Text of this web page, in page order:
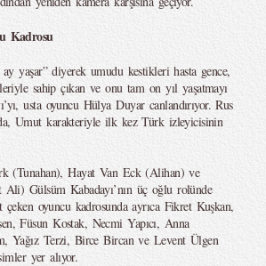
Kadrosu
yaşar” diyerek umudu kestikleri hasta gence,
sahip çıkan ve onu tam on yıl yaşatmayı
usta oyuncu Hülya Duyar canlandırıyor. Rus
Umut karakteriyle ilk kez Türk izleyicisinin
(Tunahan), Hayat Van Eck (Alihan) ve
Ali) Gülsüm Kabadayı’nın üç oğlu rolünde
oyuncu kadrosunda ayrıca Fikret Kuşkan,
Füsun Kostak, Necmi Yapıcı, Anna
Yağız Terzi, Birce Bircan ve Levent Ülgen
yer alıyor.